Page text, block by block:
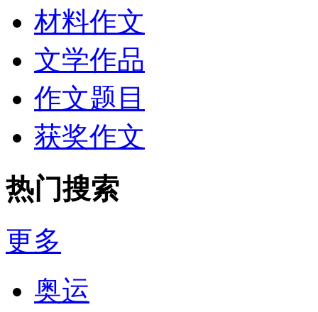
材料作文
文学作品
作文题目
获奖作文
热门搜索
更多
奥运